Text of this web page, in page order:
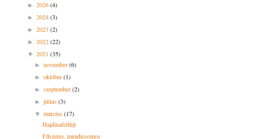
► 2026(4)
► 2024(3)
► 2023 (2)
► 2022(22)
▼ 2021 (35)
►november(6)
►október(1)
►szeptember(2)
►július(3)
▼március(17)
Hajdinafelfújt
Fűszeres, paradicsomos